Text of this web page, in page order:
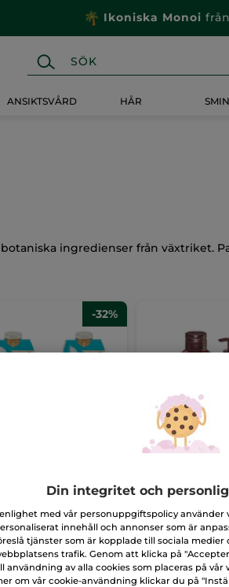
Ikoniska Monoi
ANSIKTSVÅRD HÅR
ingredienser från växtriket.
-32%
duschgel
= 1,200 ml
(1054)
Kr 218,00 Kr
kroppslotion
Ros
179,00 Kr
Din integritet och
med vår personuppgiftspolicy använder
innehåll och annonser som är
tjänster som är kopplade till sociala medier
trafik. Genom att klicka på
användning av alla cookies som placeras på vår
om vår cookie-användning klickar du på